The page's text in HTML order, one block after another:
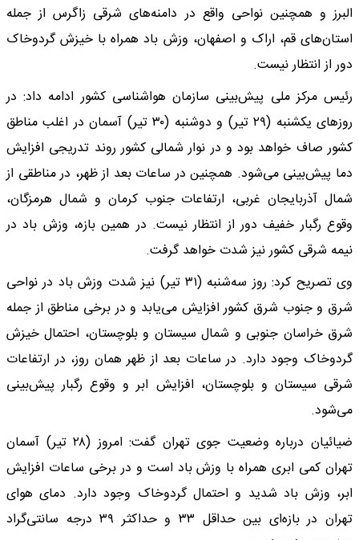
البرز و همچنین نواحی واقع در دامنه‌های شرقی زاگرس از جمله
استان‌های قم، اراک و اصفهان، وزش باد همراه با خیزش گردوخاک
دور از انتظار نیست.
رئیس مرکز ملی پیش‌بینی سازمان هواشناسی کشور ادامه داد: در
روز‌های یکشنبه (۲۹ تیر) و دوشنبه (۳۰ تیر) آسمان در اغلب مناطق
کشور صاف خواهد بود و در نوار شمالی کشور روند تدریجی افزایش
دما پیش‌بینی می‌شود. همچنین در ساعات بعد از ظهر، در مناطقی از
شمال آذربایجان غربی، ارتفاعات جنوب کرمان و شمال هرمزگان،
وقوع رگبار خفیف دور از انتظار نیست. در همین بازه، وزش باد در
نیمه شرقی کشور نیز شدت خواهد گرفت.
وی تصریح کرد: روز سه‌شنبه (۳۱ تیر) نیز شدت وزش باد در نواحی
شرق و جنوب شرق کشور افزایش می‌یابد و در برخی مناطق از جمله
شرق خراسان جنوبی و شمال سیستان و بلوچستان، احتمال خیزش
گردوخاک وجود دارد. در ساعات بعد از ظهر همان روز، در ارتفاعات
شرقی سیستان و بلوچستان، افزایش ابر و وقوع رگبار پیش‌بینی
می‌شود.
ضیائیان درباره وضعیت جوی تهران گفت: امروز (۲۸ تیر) آسمان
تهران کمی ابری همراه با وزش باد است و در برخی ساعات افزایش
ابر، وزش باد شدید و احتمال گردوخاک وجود دارد. دمای هوای
تهران در بازه‌ای بین حداقل ۳۳ و حداکثر ۳۹ درجه سانتی‌گراد